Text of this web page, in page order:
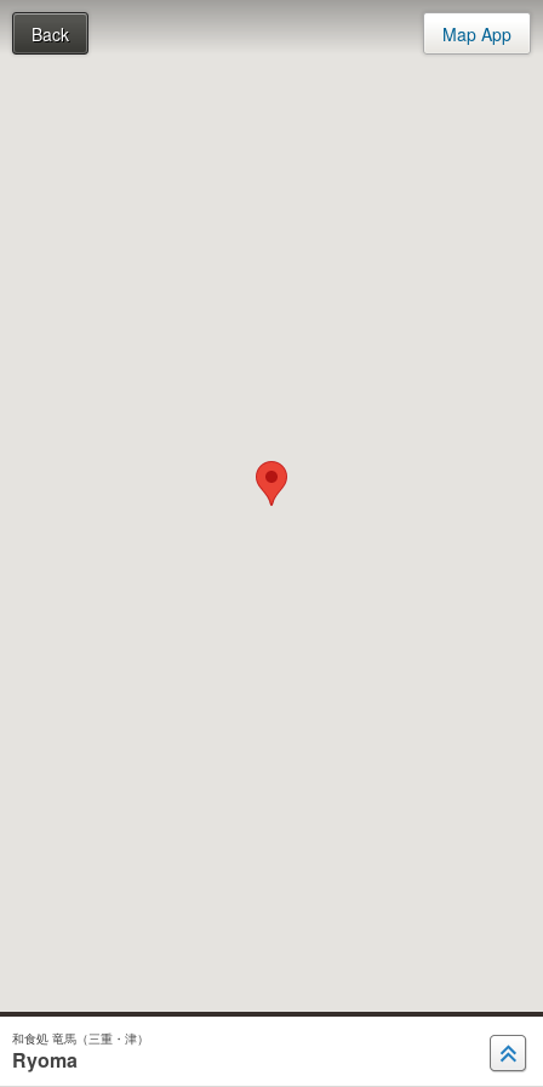
Back Map App
和食処 竜馬（三重・津）
Ryoma